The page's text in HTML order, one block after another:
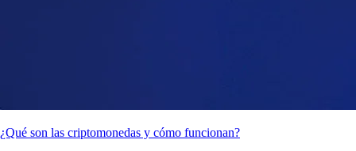
¿Qué son las criptomonedas y cómo funcionan?